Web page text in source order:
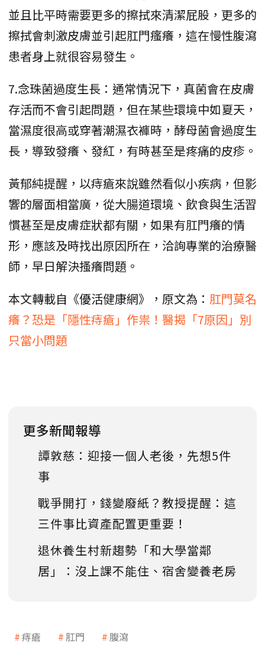
並且比平時需要更多的擦拭來清潔屁股，更多的
擦拭會刺激皮膚並引起肛門瘙癢，這在慢性腹瀉
患者身上就很容易發生。
7.念珠菌過度生長：通常情況下，真菌會在皮膚
存活而不會引起問題，但在某些環境中如夏天，
當濕度很高或穿著潮濕衣褲時，酵母菌會過度生
長，導致發癢、發紅，有時甚至是疼痛的皮疹。
黃郁純提醒，以痔瘡來說雖然看似小疾病，但影
響的層面相當廣，從大腸道環境、飲食與生活習
慣甚至是皮膚症狀都有關，如果有肛門癢的情
形，應該及時找出原因所在，洽詢專業的治療醫
師，早日解決搔癢問題。
本文轉載自《優活健康網》，原文為： 肛門莫名
癢？恐是「隱性痔瘡」作祟！醫揭「7原因」別
只當小問題
更多新聞報導
譚敦慈：迎接一個人老後，先想5件
事
戰爭開打，錢變廢紙？教授提醒：這
三件事比資產配置更重要！
退休養生村新趨勢「和大學當鄰
居」：沒上課不能住、宿舍變養老房
痔瘡 肛門 腹瀉